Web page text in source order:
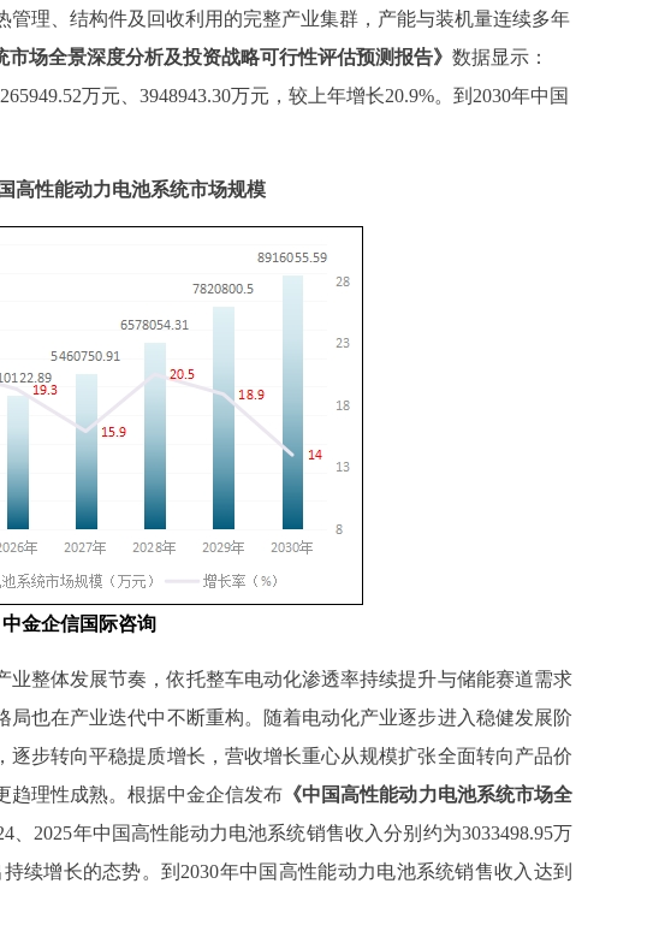
管理、结构件及回收利用的完整产业集群，产能与装机量连续多年
市场全景深度分析及投资战略可行性评估预测报告》 数据显示：
万元、 3948943.30万元，较上年增长20.9%。到 2030年中国
高性能动力电池系统市场规模
中金企信国际咨询
整体发展节奏，依托整车电动化渗透率持续提升与储能赛道需求
也在产业迭代中不断重构。随着电动化产业逐步进入稳健发展阶
步转向平稳提质增长，营收增长重心从规模扩张全面转向产品价
趋理性成熟。根据中金企信发布 《中国高性能动力电池系统市场全
、2025年中国高性能动力电池系统销售收入分别 约为3033498.95万
续增长的态势。到 2030年中国高性能动力电池系统销售收入达到